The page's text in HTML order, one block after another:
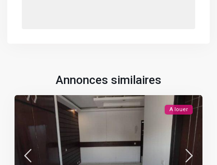
Annonces similaires
A louer